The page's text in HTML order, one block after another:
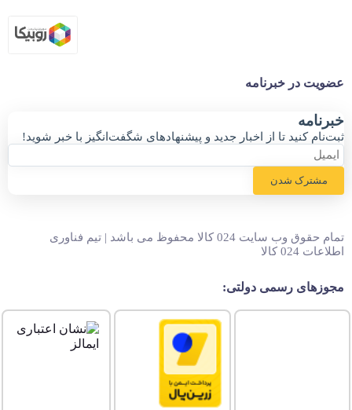
عضویت در خبرنامه
خبر‌نامه
ثبت‌نام کنید تا از اخبار جدید و پیشنهاد‌های شگفت‌انگیز با خبر شوید!
مشترک شدن
تمام حقوق وب سایت 024 کالا محفوظ می باشد | تیم فناوری
اطلاعات 024 کالا
مجوزهای رسمی دولتی: